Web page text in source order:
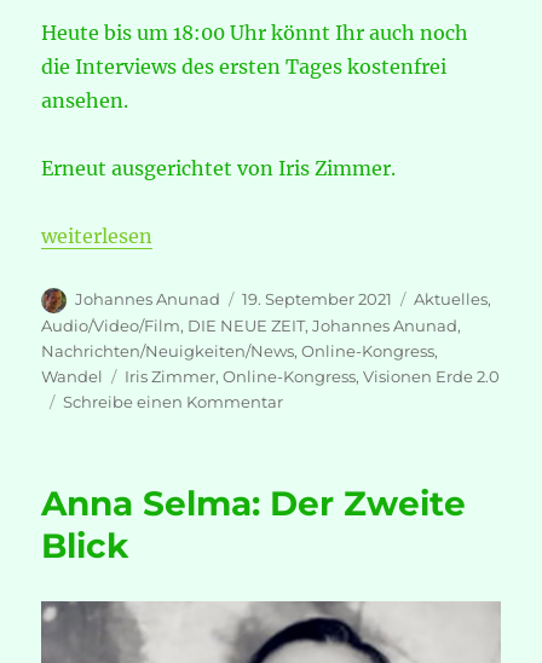
Heute bis um 18:00 Uhr könnt Ihr auch noch
die Interviews des ersten Tages kostenfrei
ansehen.
Erneut ausgerichtet von Iris Zimmer.
„Online-Kongress – Visionen Erde 2.0, Teil 2“
weiterlesen
Autor
Johannes Anunad
Veröffentlicht
am
19. September 2021 Kategorien
Aktuelles,
Audio/Video/Film, DIE NEUE ZEIT,Johannes Anunad,
Nachrichten/Neuigkeiten/News,Online-Kongress,
Wandel
Schlagwörter
Iris Zimmer,Online-Kongress,Visionen Erde 2.0
Schreibe einen Kommentarzu
Visionen
2
Anna Selma: Der Zweite
Blick